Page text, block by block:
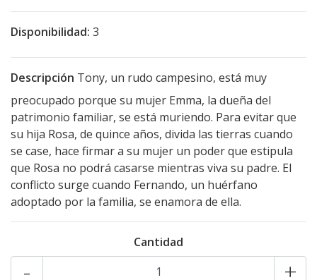
Disponibilidad: 3
Descripción Tony, un rudo campesino, está muy
preocupado porque su mujer Emma, la dueña del
patrimonio familiar, se está muriendo. Para evitar que
su hija Rosa, de quince años, divida las tierras cuando
se case, hace firmar a su mujer un poder que estipula
que Rosa no podrá casarse mientras viva su padre. El
conflicto surge cuando Fernando, un huérfano
adoptado por la familia, se enamora de ella.
Cantidad
+
-